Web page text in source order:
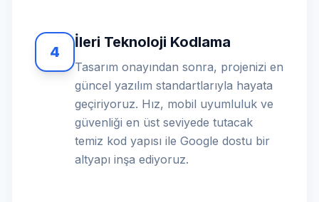
4
İleri Teknoloji Kodlama
Tasarım onayından sonra, projenizi en
güncel yazılım standartlarıyla hayata
geçiriyoruz. Hız, mobil uyumluluk ve
güvenliği en üst seviyede tutacak
temiz kod yapısı ile Google dostu bir
altyapı inşa ediyoruz.